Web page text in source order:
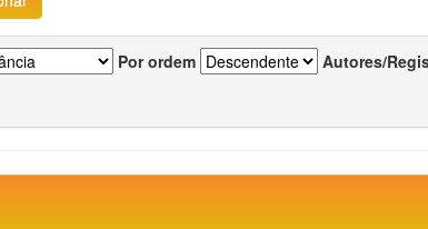
Por ordem Autores/